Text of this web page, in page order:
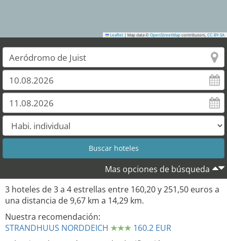
Leaflet | Map data © OpenStreetMap contributors, CC-BY-SA
Mas opciones de búsqueda
3 hoteles de3a 4 estrellas entre 160,20y251,50 euros a
una distancia de9,67 km a 14,29 km.
Nuestra recomendación:
STRANDHUUS NORDDEICH
160.2 EUR